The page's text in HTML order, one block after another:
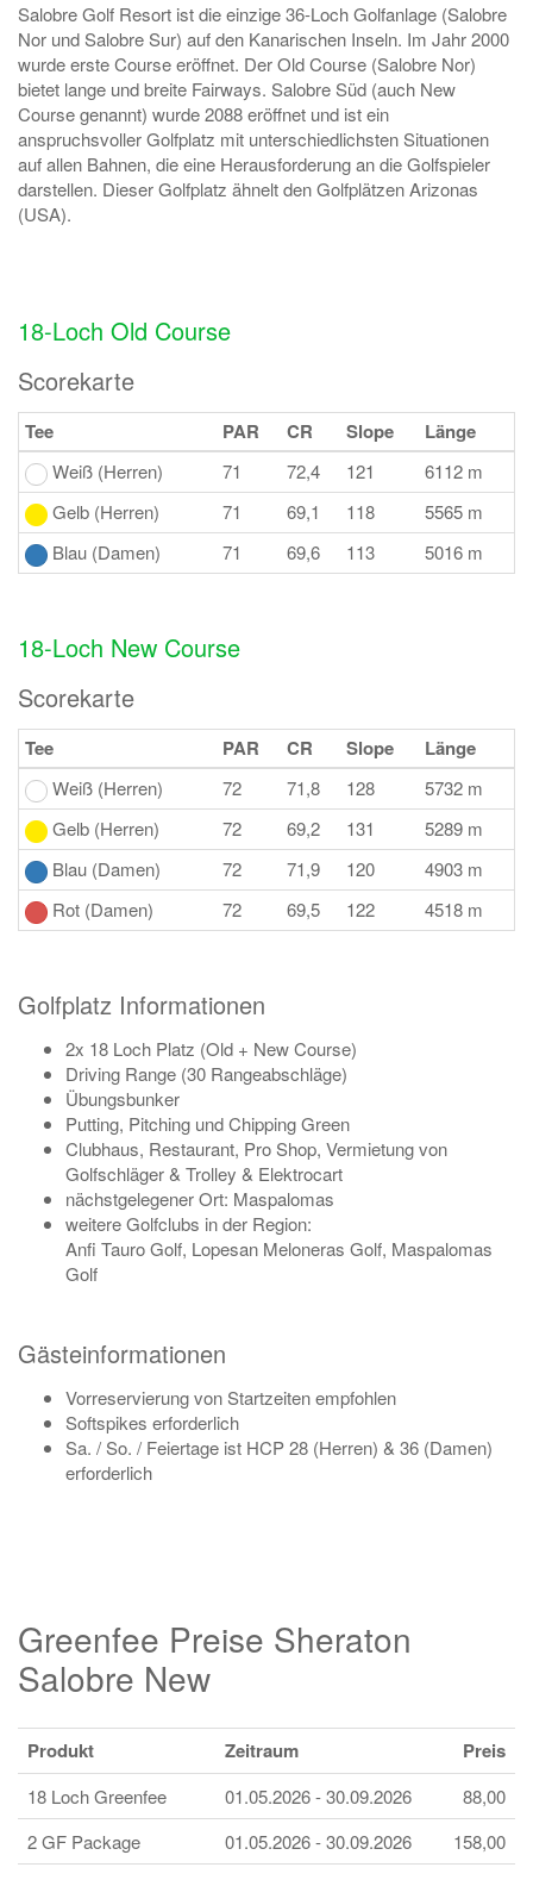
Salobre Golf Resort ist die einzige 36-Loch Golfanlage (Salobre
Nor und Salobre Sur) auf den Kanarischen Inseln. Im Jahr 2000
wurde erste Course eröffnet. Der Old Course (Salobre Nor)
bietet lange und breite Fairways. Salobre Süd (auch New
Course genannt) wurde 2088 eröffnet und ist ein
anspruchsvoller Golfplatz mit unterschiedlichsten Situationen
auf allen Bahnen, die eine Herausforderung an die Golfspieler
darstellen. Dieser Golfplatz ähnelt den Golfplätzen Arizonas
(USA).
18-Loch Old Course
Scorekarte
Tee PAR CR Slope Länge
Weiß (Herren) 71 72,4 121
6112 m
Gelb (Herren)
71 69,1 118
5565 m
Blau (Damen)
71 69,6 113 5016 m
18-Loch New Course
Scorekarte
Tee PAR CR Slope Länge
Weiß (Herren) 72 71,8 128
5732 m
Gelb (Herren)
72 69,2 131
5289 m
Blau (Damen)
72 71,9 120
4903 m
Rot (Damen)
72 69,5 122 4518 m
Golfplatz Informationen
2x 18 Loch Platz (Old + New Course)
Driving Range (30 Rangeabschläge)
Übungsbunker
Putting, Pitching und Chipping Green
Clubhaus, Restaurant, Pro Shop, Vermietung von
Golfschläger & Trolley & Elektrocart
nächstgelegener Ort: Maspalomas
weitere Golfclubs in der Region:
Anfi Tauro Golf, Lopesan Meloneras Golf, Maspalomas
Golf
Gästeinformationen
Vorreservierung von Startzeiten empfohlen
Softspikes erforderlich
Sa. / So. / Feiertage ist HCP 28 (Herren) & 36 (Damen)
erforderlich
Greenfee Preise Sheraton
Salobre New
Produkt Zeitraum Preis
18 Loch Greenfee 01.05.2026 - 30.09.2026
88,00
2 GF Package
01.05.2026 - 30.09.2026
158,00